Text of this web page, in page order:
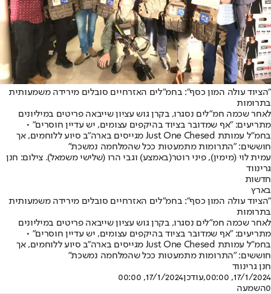
"הציוד עולה המון כסף": בחמ"לים האזרחיים סובלים מירידה משמעותית
בתרומות
לאחר שכמה חמ"לים נסגרו, בקרן גוש עציון שייבאה פריטים במיליונים
מתריעים: "אף שמדובר בציוד בהיקפים עצומים, יש עדיין חוסרים" •
בחמ"ל עמותת Just One Chesed מגייסים בארה"ב סיוע ללוחמים, אך
חוששים: "התרומות מתמעטות ככל שהמלחמה נמשכת"
עמית לוי (מימין), פיני רוטר(באמצע) וגבי הרו (שלישי משמאל). צילום: חנן
גרינווד
חדשות
בארץ
"הציוד עולה המון כסף": בחמ"לים האזרחיים סובלים מירידה משמעותית
בתרומות
לאחר שכמה חמ"לים נסגרו, בקרן גוש עציון שייבאה פריטים במיליונים
מתריעים: "אף שמדובר בציוד בהיקפים עצומים, יש עדיין חוסרים" •
בחמ"ל עמותת Just One Chesed מגייסים בארה"ב סיוע ללוחמים, אך
חוששים: "התרומות מתמעטות ככל שהמלחמה נמשכת"
חנן גרינווד
17/1/2024, 00:00
,עודכן17/1/2024, 00:00
0השמעה